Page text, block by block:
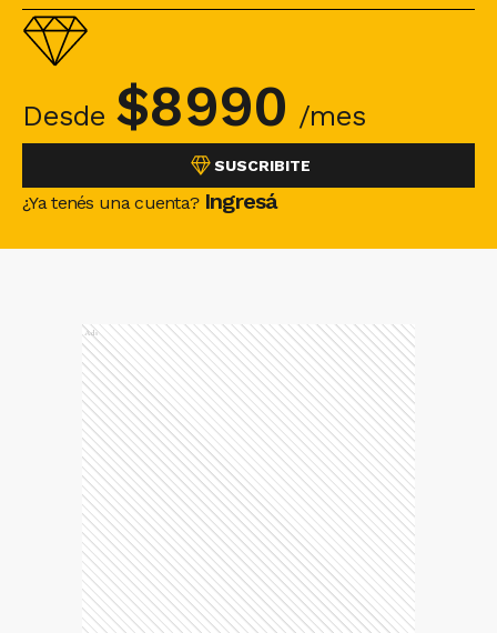
Desde $8990 /mes
SUSCRIBITE
¿Ya tenés una cuenta? Ingresá
Ads